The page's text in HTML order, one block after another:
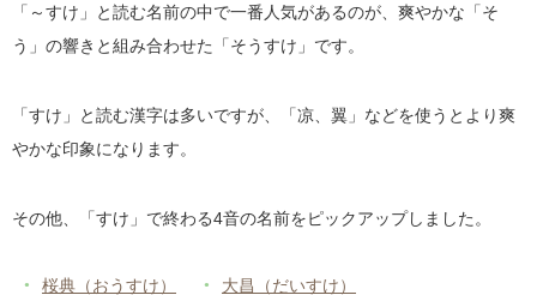
「～すけ」と読む名前の中で一番人気があるのが、爽やかな「そ
う」の響きと組み合わせた「そうすけ」です。
「すけ」と読む漢字は多いですが、「凉、翼」などを使うとより爽
やかな印象になります。
その他、「すけ」で終わる4音の名前をピックアップしました。
桜典（おうすけ） 大昌（だいすけ）